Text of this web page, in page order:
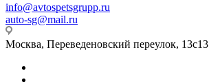
info@avtospetsgrupp.ru
auto-sg@mail.ru
Москва, Переведеновский переулок, 13с13